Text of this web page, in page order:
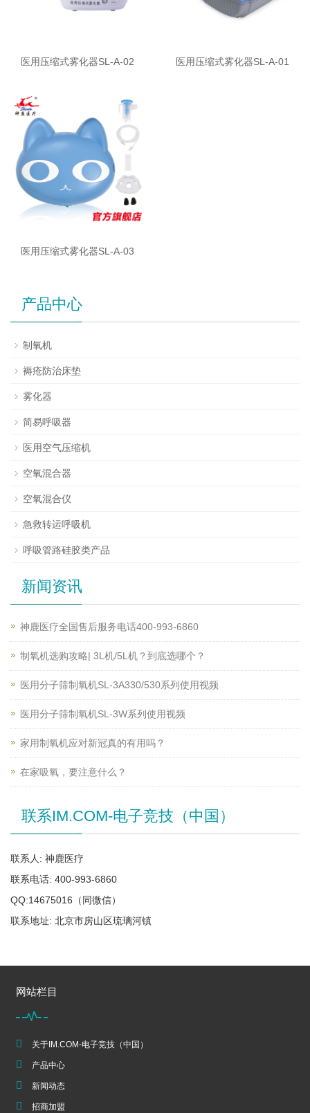
医用压缩式雾化器SL-A-02 医用压缩式雾化器SL-A-01
医用压缩式雾化器SL-A-03
产品中心
制氧机
褥疮防治床垫
雾化器
简易呼吸器
医用空气压缩机
空氧混合器
空氧混合仪
急救转运呼吸机
呼吸管路硅胶类产品
新闻资讯
神鹿医疗全国售后服务电话400-993-6860
制氧机选购攻略| 3L机/5L机？到底选哪个？
医用分子筛制氧机SL-3A330/530系列使用视频
医用分子筛制氧机SL-3W系列使用视频
家用制氧机应对新冠真的有用吗？
在家吸氧，要注意什么？
联系IM.COM-电子竞技（中国）
联系人: 神鹿医疗
联系电话: 400-993-6860
QQ:14675016（同微信）
联系地址: 北京市房山区琉璃河镇
网站栏目
关于IM.COM-电子竞技（中国）
产品中心
新闻动态
招商加盟